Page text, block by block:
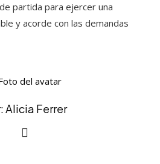
partida para ejercer una
y acorde con las demandas
Alicia Ferrer